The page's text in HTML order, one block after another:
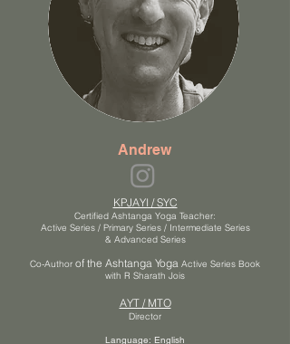
Andrew
KPJAYI / SYC
Certified Ashtanga Yoga Teacher:
Active Series / Primary Series / Intermediate Series
& Advanced Series
Co-Author ​ of the Ashtanga Yoga Active Series Book
with R Sharath Jois
AYT / MTO
Director
Language: English